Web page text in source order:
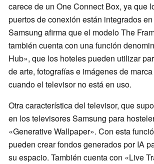
carece de un One Connect Box, ya que
puertos de conexión están integrados
Samsung afirma que el modelo The
también cuenta con una función
Hub», que los hoteles pueden utilizar
de arte, fotografías e imágenes de
cuando el televisor no está en uso.
Otra característica del televisor, que
en los televisores Samsung para
«Generative Wallpaper». Con esta
pueden crear fondos generados por IA
su espacio. También cuenta con «Live